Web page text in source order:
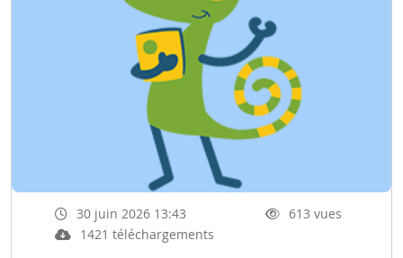
30 juin 2026 13:43
613 vues
1421 téléchargements